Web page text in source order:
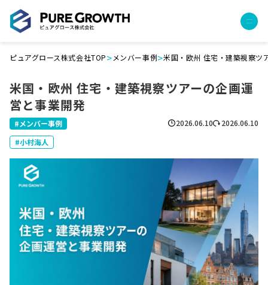
経営コンサルティング
PGハウス（住宅フランチャイズ）
成長ビルダー視察会・勉強会
土地・顧客管理システム
事例
プロジェクト事例
クライアントボイス
ピュアグロース株式会社TOP> メンバー事例>米国・欧州 住宅・建築視察ツ
米国・欧州 住宅・建築視察ツアーの企画運
営と事業開発
2026.06.10 2026.06.10
メンバー事例
小村海人